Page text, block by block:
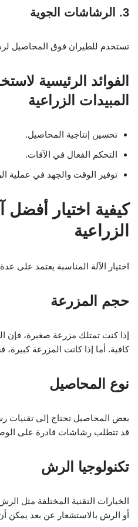
3. الرشاشات الجوية
تستخدم للطيران فوق المحاصيل
الفوائد الرئيسية
المبيدات الزراعية
تحسين إنتاجية المحاصيل.
التحكم الفعال في الآفات.
توفير الوقت والجهد في عملية
كيفية اختيار
الزراعية
اختيار الآلة المناسبة يعتمد على
حجم المزرعة
إذا كنت تمتلك مزرعة صغيرة، فإن
كافية. أما إذا كانت المزرعة كبيرة،
نوع المحاصيل
بعض المحاصيل تحتاج إلى تقنيات
قد تتطلب رشاشات قادرة على
تكنولوجيا الرش
الخيارات التقنية المختلفة مثل
أو الرش بالاستشعار عن بعد يمكن